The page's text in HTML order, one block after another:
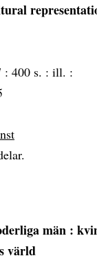
: 400 s. : ill. :
män :
värld